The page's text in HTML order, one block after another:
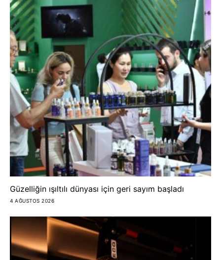
Güzelliğin ışıltılı dünyası için geri sayım başladı
4 AĞUSTOS 2026